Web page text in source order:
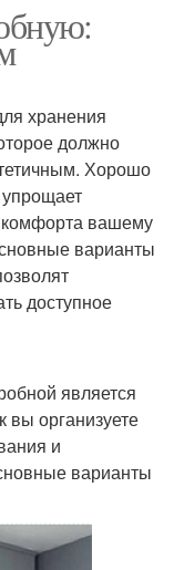
хранения
должно
Хорошо
комфорта вашему
варианты
доступное
является
вы организуете
и
варианты